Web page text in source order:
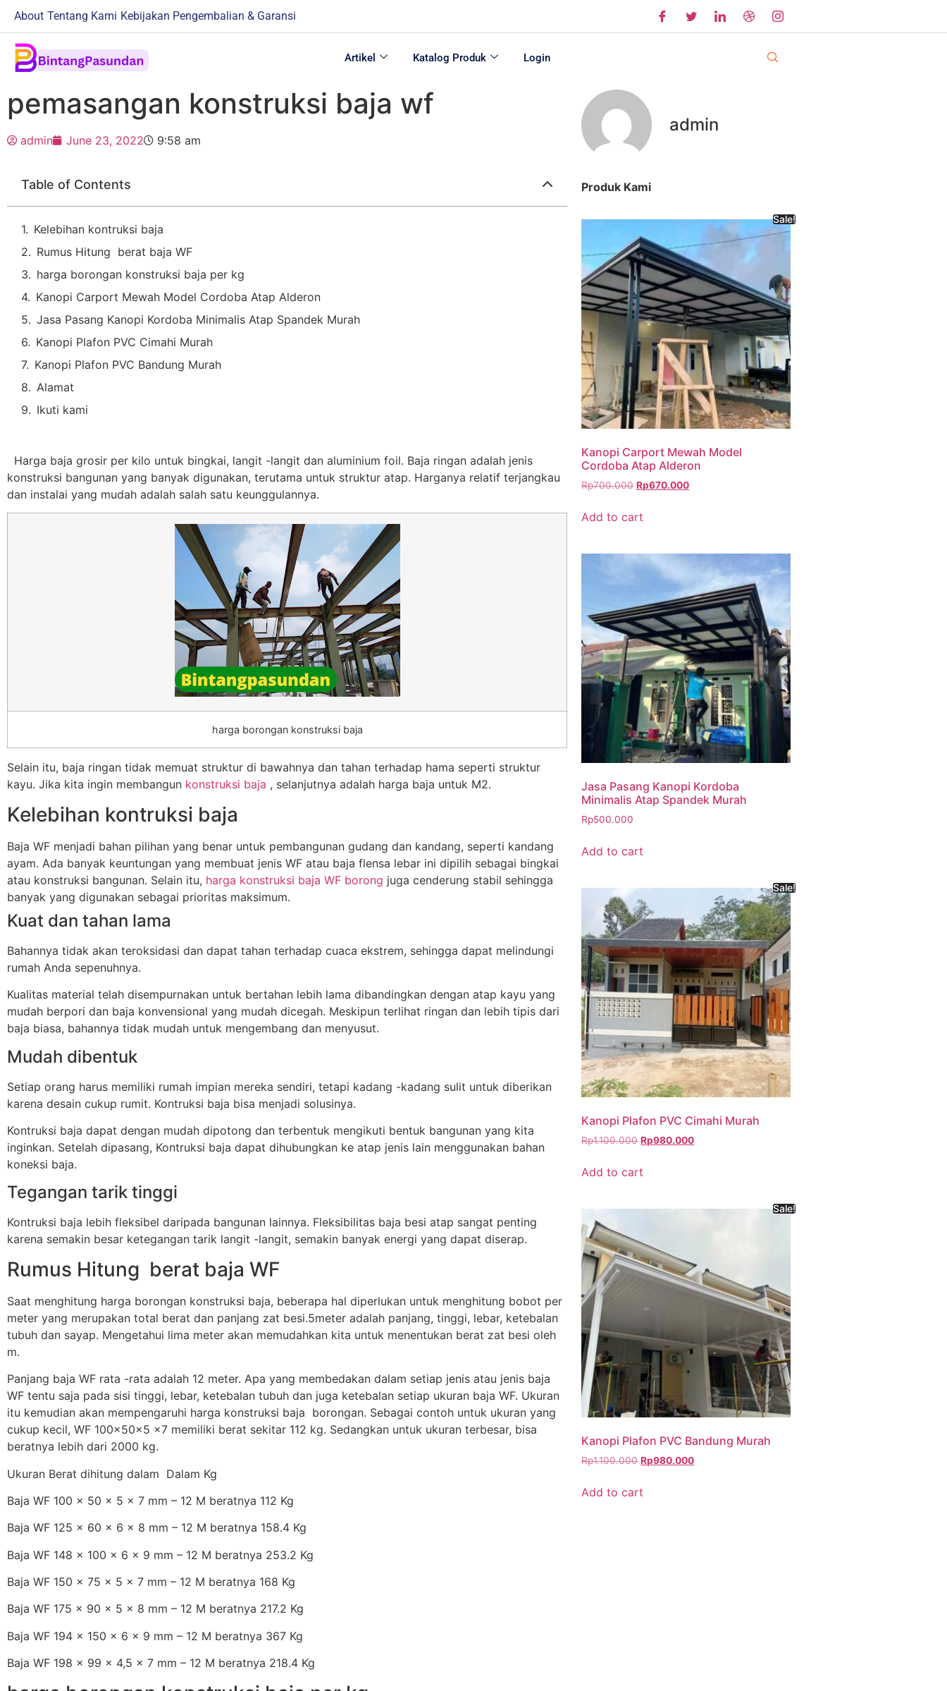
About Tentang Kami Kebijakan Pengembalian & Garansi
Artikel Katalog Produk Login
pemasangan konstruksi baja wf
admin June 23, 2022 9:58 am
Table of Contents
Kelebihan kontruksi baja
Rumus Hitung berat baja WF
harga borongan konstruksi baja per kg
Kanopi Carport Mewah Model Cordoba Atap Alderon
Jasa Pasang Kanopi Kordoba Minimalis Atap Spandek Murah
Kanopi Plafon PVC Cimahi Murah
Kanopi Plafon PVC Bandung Murah
Alamat
Ikuti kami
Harga baja grosir per kilo untuk bingkai, langit -langit dan aluminium foil. Baja ringan adalah jenis
konstruksi bangunan yang banyak digunakan, terutama untuk struktur atap. Harganya relatif terjangkau
dan instalai yang mudah adalah salah satu keunggulannya.
harga borongan konstruksi baja
Selain itu, baja ringan tidak memuat struktur di bawahnya dan tahan terhadap hama seperti struktur
kayu. Jika kita ingin membangun konstruksi baja , selanjutnya adalah harga baja untuk M2.
Kelebihan kontruksi baja
Baja WF menjadi bahan pilihan yang benar untuk pembangunan gudang dan kandang, seperti kandang
ayam. Ada banyak keuntungan yang membuat jenis WF atau baja flensa lebar ini dipilih sebagai bingkai
atau konstruksi bangunan. Selain itu, harga konstruksi baja WF borong juga cenderung stabil sehingga
banyak yang digunakan sebagai prioritas maksimum.
Kuat dan tahan lama
Bahannya tidak akan teroksidasi dan dapat tahan terhadap cuaca ekstrem, sehingga dapat melindungi
rumah Anda sepenuhnya.
Kualitas material telah disempurnakan untuk bertahan lebih lama dibandingkan dengan atap kayu yang
mudah berpori dan baja konvensional yang mudah dicegah. Meskipun terlihat ringan dan lebih tipis dari
baja biasa, bahannya tidak mudah untuk mengembang dan menyusut.
Mudah dibentuk
Setiap orang harus memiliki rumah impian mereka sendiri, tetapi kadang -kadang sulit untuk diberikan
karena desain cukup rumit. Kontruksi baja bisa menjadi solusinya.
Kontruksi baja dapat dengan mudah dipotong dan terbentuk mengikuti bentuk bangunan yang kita
inginkan. Setelah dipasang, Kontruksi baja dapat dihubungkan ke atap jenis lain menggunakan bahan
koneksi baja.
Tegangan tarik tinggi
Kontruksi baja lebih fleksibel daripada bangunan lainnya. Fleksibilitas baja besi atap sangat penting
karena semakin besar ketegangan tarik langit -langit, semakin banyak energi yang dapat diserap.
Rumus Hitung berat baja WF
Saat menghitung harga borongan konstruksi baja, beberapa hal diperlukan untuk menghitung bobot per
meter yang merupakan total berat dan panjang zat besi.5meter adalah panjang, tinggi, lebar, ketebalan
tubuh dan sayap. Mengetahui lima meter akan memudahkan kita untuk menentukan berat zat besi oleh
m.
Panjang baja WF rata -rata adalah 12 meter. Apa yang membedakan dalam setiap jenis atau jenis baja
WF tentu saja pada sisi tinggi, lebar, ketebalan tubuh dan juga ketebalan setiap ukuran baja WF. Ukuran
itu kemudian akan mempengaruhi harga konstruksi baja borongan. Sebagai contoh untuk ukuran yang
cukup kecil, WF 100x50x5 x7 memiliki berat sekitar 112 kg. Sedangkan untuk ukuran terbesar, bisa
beratnya lebih dari 2000 kg.
Ukuran Berat dihitung dalam Dalam Kg
Baja WF 100 x 50 x 5 x 7 mm – 12 M beratnya 112 Kg
Baja WF 125 x 60 x 6 x 8 mm – 12 M beratnya 158.4 Kg
Baja WF 148 x 100 x 6 x 9 mm – 12 M beratnya 253.2 Kg
Baja WF 150 x 75 x 5 x 7 mm – 12 M beratnya 168 Kg
Baja WF 175 x 90 x 5 x 8 mm – 12 M beratnya 217.2 Kg
Baja WF 194 x 150 x 6 x 9 mm – 12 M beratnya 367 Kg
Baja WF 198 x 99 x 4,5 x 7 mm – 12 M beratnya 218.4 Kg
admin
Produk Kami
Sale!
Kanopi Carport Mewah Model
Cordoba Atap Alderon
Rp700.000 Rp670.000
Add to cart
Jasa Pasang Kanopi Kordoba
Minimalis Atap Spandek Murah
Rp500.000
Add to cart
Sale!
Kanopi Plafon PVC Cimahi Murah
Rp1.100.000 Rp980.000
Add to cart
Sale!
Kanopi Plafon PVC Bandung Murah
Rp1.100.000 Rp980.000
Add to cart